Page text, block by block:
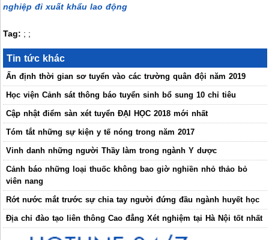
nghiệp đi xuất khẩu lao động
Tag: ; ;
Tin tức khác
Ấn định thời gian sơ tuyển vào các trường quân đội năm 2019
Học viện Cảnh sát thông báo tuyển sinh bổ sung 10 chỉ tiêu
Cập nhật điểm sàn xét tuyển ĐẠI HỌC 2018 mới nhất
Tóm tắt những sự kiện y tế nóng trong năm 2017
Vinh danh những người Thầy làm trong ngành Y dược
Cảnh báo những loại thuốc không bao giờ nghiền nhỏ thảo bỏ
viên nang
Rớt nước mắt trước sự chia tay người đứng đầu ngành huyết học
Địa chỉ đào tạo liên thông Cao đẳng Xét nghiệm tại Hà Nội tốt nhất